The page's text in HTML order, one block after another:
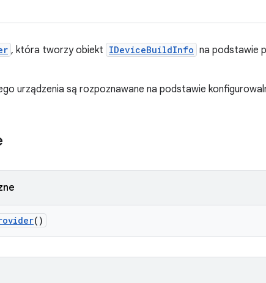
, która tworzy obiekt IDeviceBuildInfo na podstawie
urządzenia są rozpoznawane na podstawie
()